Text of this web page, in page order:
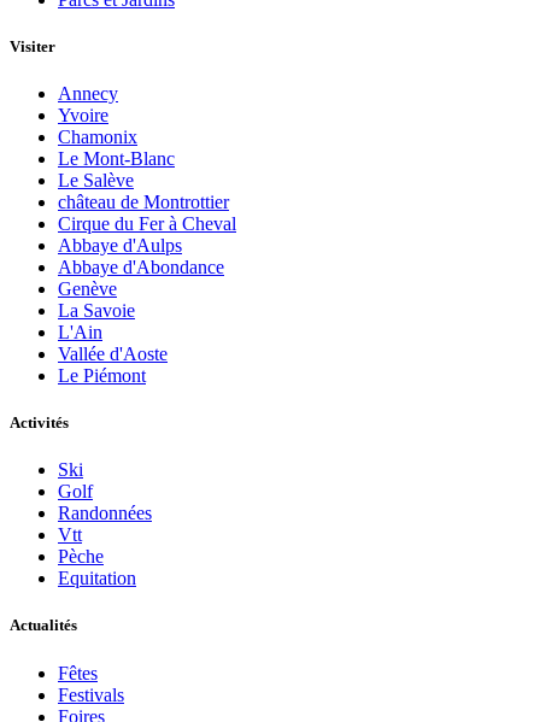
Visiter
Annecy
Yvoire
Chamonix
Le Mont-Blanc
Le Salève
château de Montrottier
Cirque du Fer à Cheval
Abbaye d'Aulps
Abbaye d'Abondance
Genève
La Savoie
L'Ain
Vallée d'Aoste
Le Piémont
Activités
Ski
Golf
Randonnées
Vtt
Pèche
Equitation
Actualités
Fêtes
Festivals
Foires